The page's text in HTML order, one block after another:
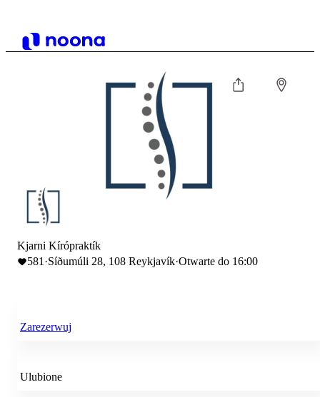
Kjarni Kírópraktík
581 ·Síðumúli 28, 108 Reykjavík·Otwarte do 16:00
Zarezerwuj
Ulubione